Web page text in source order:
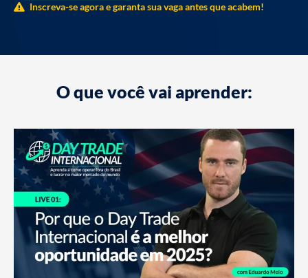
Inscreva-se agora e garanta sua vaga antes que acabem!
O que você vai aprender: